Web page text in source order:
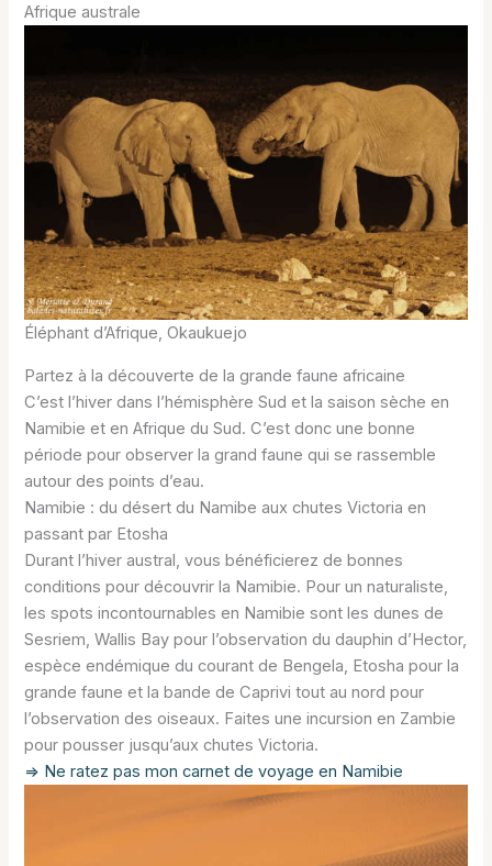
Afrique australe
Éléphant d’Afrique, Okaukuejo
Partez à la découverte de la grande faune africaine
C’est l’hiver dans l’hémisphère Sud et la saison sèche en
Namibie et en Afrique du Sud. C’est donc une bonne
période pour observer la grand faune qui se rassemble
autour des points d’eau.
Namibie : du désert du Namibe aux chutes Victoria en
passant par Etosha
Durant l’hiver austral, vous bénéficierez de bonnes
conditions pour découvrir la Namibie. Pour un naturaliste,
les spots incontournables en Namibie sont les dunes de
Sesriem, Wallis Bay pour l’observation du dauphin d’Hector,
espèce endémique du courant de Bengela, Etosha pour la
grande faune et la bande de Caprivi tout au nord pour
l’observation des oiseaux. Faites une incursion en Zambie
pour pousser jusqu’aux chutes Victoria.
=> Ne ratez pas mon carnet de voyage en Namibie